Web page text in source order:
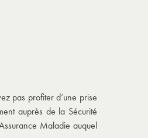
pas profiter d’une prise
auprès de la Sécurité
Maladie auquel